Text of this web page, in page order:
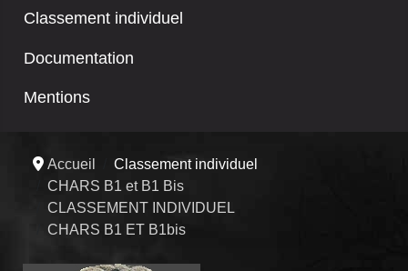
Classement individuel
Documentation
Mentions
Accueil
Classement individuel
CHARS B1 et B1 Bis
CLASSEMENT INDIVIDUEL
CHARS B1 ET B1bis